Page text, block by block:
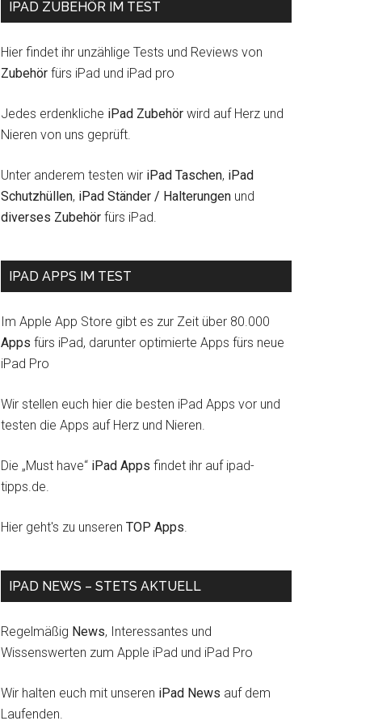
IPAD ZUBEHÖR IM TEST
Hier findet ihr unzählige Tests und Reviews von
Zubehör fürs iPad und iPad pro
Jedes erdenkliche iPad Zubehör wird auf Herz und
Nieren von uns geprüft.
Unter anderem testen wir iPad Taschen, iPad
Schutzhüllen, iPad Ständer / Halterungen und
diverses Zubehör fürs iPad.
IPAD APPS IM TEST
Im Apple App Store gibt es zur Zeit über 80.000
Apps fürs iPad, darunter optimierte Apps fürs neue
iPad Pro
Wir stellen euch hier die besten iPad Apps vor und
testen die Apps auf Herz und Nieren.
Die „Must have“ iPad Apps findet ihr auf ipad-
tipps.de.
Hier geht's zu unseren TOP Apps.
IPAD NEWS – STETS AKTUELL
Regelmäßig News, Interessantes und
Wissenswerten zum Apple iPad und iPad Pro
Wir halten euch mit unseren iPad News auf dem
Laufenden.